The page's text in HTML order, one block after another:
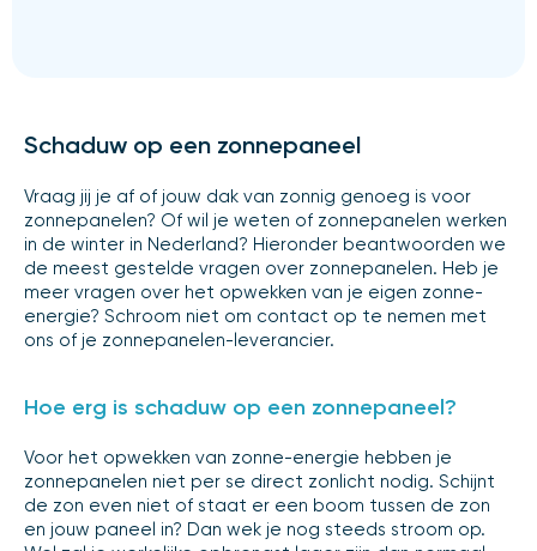
Schaduw op een zonnepaneel
Vraag jij je af of jouw dak van zonnig genoeg is voor
zonnepanelen? Of wil je weten of zonnepanelen werken
in de winter in Nederland? Hieronder beantwoorden we
de meest gestelde vragen over zonnepanelen. Heb je
meer vragen over het opwekken van je eigen zonne-
energie? Schroom niet om contact op te nemen met
ons of je zonnepanelen-leverancier.
Hoe erg is schaduw op een zonnepaneel?
Voor het opwekken van zonne-energie hebben je
zonnepanelen niet per se direct zonlicht nodig. Schijnt
de zon even niet of staat er een boom tussen de zon
en jouw paneel in? Dan wek je nog steeds stroom op.